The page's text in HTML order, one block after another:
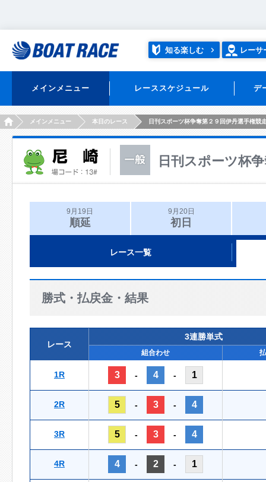
知る楽しむ レーサ
メインメニュー レーススケジュール デ
HOMEメインメニュー 本日のレース 日刊スポーツ杯争奪第２９回伊丹選手権競
日刊スポーツ杯
9月19日
順延
9月20日
初日
レース一覧
勝式・払戻金・結果
レース
3連勝単式
組合わせ
1R 3 - 4 - 1
2R 5 - 3 - 4
3R 5 - 3 - 4
4R 4 - 2 - 1